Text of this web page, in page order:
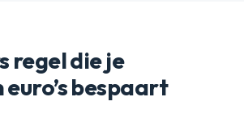
regel die je
bespaart